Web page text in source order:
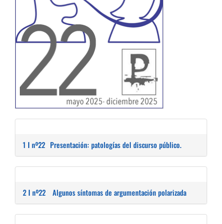
1 I nº22 Presentación: patologías del discurso público.
2 I nº22 Algunos síntomas de argumentación polarizada